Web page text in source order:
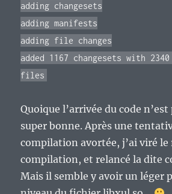
adding changesets
adding manifests
adding file changes
added 1167 changesets with
files
Quoique l’arrivée du code n’est
super bonne. Après une
compilation avortée, j’ai viré le
compilation, et relancé la dite
Mais il semble y avoir un léger